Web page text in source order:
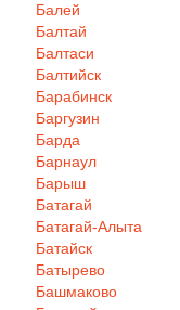
Балей
Балтай
Балтаси
Балтийск
Барабинск
Баргузин
Барда
Барнаул
Барыш
Батагай
Батагай-Алыта
Батайск
Батырево
Башмаково